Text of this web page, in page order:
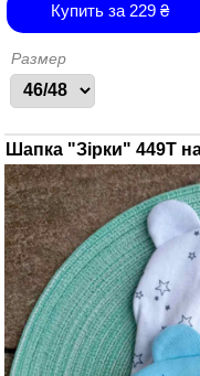
Купить за 229₴
Размер
Шапка "Зірки" 449Т